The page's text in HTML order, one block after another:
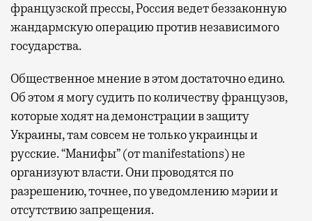
французской прессы, Россия ведет беззаконную
жандармскую операцию против независимого
государства.
Общественное мнение в этом достаточно едино.
Об этом я могу судить по количеству французов,
которые ходят на демонстрации в защиту
Украины, там совсем не только украинцы и
русские. “Манифы” (от manifestations) не
организуют власти. Они проводятся по
разрешению, точнее, по уведомлению мэрии и
отсутствию запрещения.